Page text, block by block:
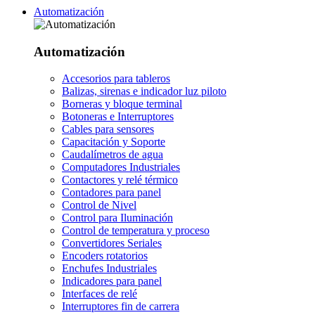
Automatización
Automatización
Accesorios para tableros
Balizas, sirenas e indicador luz piloto
Borneras y bloque terminal
Botoneras e Interruptores
Cables para sensores
Capacitación y Soporte
Caudalímetros de agua
Computadores Industriales
Contactores y relé térmico
Contadores para panel
Control de Nivel
Control para Iluminación
Control de temperatura y proceso
Convertidores Seriales
Encoders rotatorios
Enchufes Industriales
Indicadores para panel
Interfaces de relé
Interruptores fin de carrera